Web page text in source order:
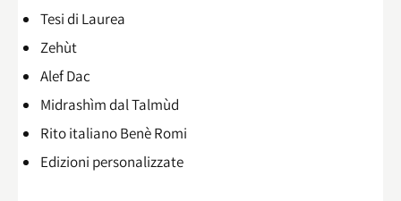
Tesi di Laurea
Zehùt
Alef Dac
Midrashìm dal Talmùd
Rito italiano Benè Romi​
Edizioni personalizzate